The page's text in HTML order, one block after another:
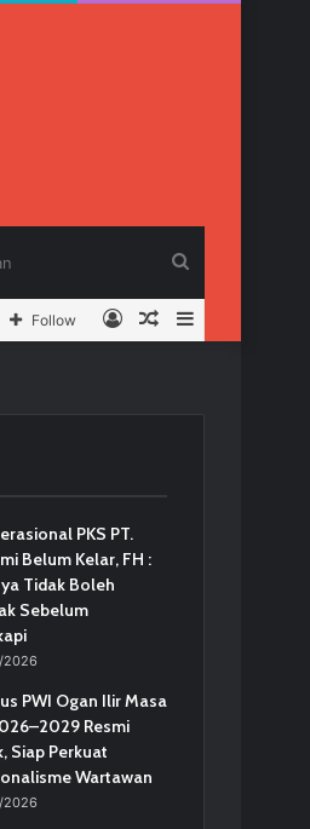
Berita
Log
Follow
PKS PT.
Belum Kelar, FH :
Tidak Boleh
Sebelum
PWI Ogan Ilir Masa
Resmi
Siap Perkuat
Wartawan